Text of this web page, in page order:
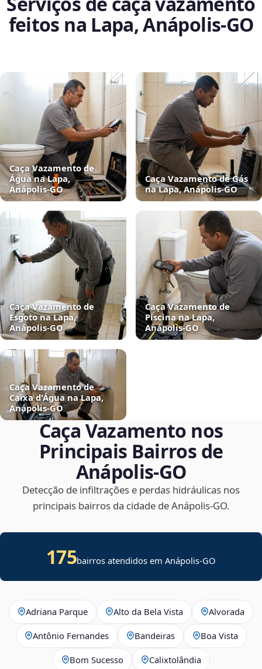
feitos na Lapa, Anápolis‑GO
Caça Vazamento de
Água na Lapa,
Anápolis‑GO
Caça Vazamento de Gás
na Lapa, Anápolis‑GO
Caça Vazamento de
Esgoto na Lapa,
Anápolis‑GO
Caça Vazamento de
Piscina na Lapa,
Anápolis‑GO
Caça Vazamento de
Caixa d'Água na Lapa,
Anápolis‑GO
Caça Vazamento nos
Principais Bairros de
Anápolis‑GO
Detecção de infiltrações e perdas hidráulicas nos
principais bairros da cidade de Anápolis‑GO.
175bairros atendidos em Anápolis-GO
Adriana Parque Alto da Bela Vista Alvorada
Antônio Fernandes Bandeiras Boa Vista
Bom Sucesso Calixtolândia